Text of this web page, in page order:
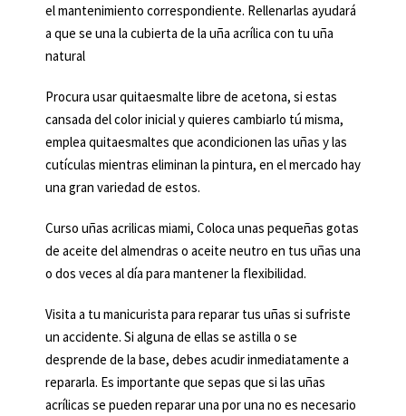
el mantenimiento correspondiente. Rellenarlas ayudará
a que se una la cubierta de la uña acrílica con tu uña
natural
Procura usar quitaesmalte libre de acetona, si estas
cansada del color inicial y quieres cambiarlo tú misma,
emplea quitaesmaltes que acondicionen las uñas y las
cutículas mientras eliminan la pintura, en el mercado hay
una gran variedad de estos.
Curso uñas acrilicas miami, Coloca unas pequeñas gotas
de aceite del almendras o aceite neutro en tus uñas una
o dos veces al día para mantener la flexibilidad.
Visita a tu manicurista para reparar tus uñas si sufriste
un accidente. Si alguna de ellas se astilla o se
desprende de la base, debes acudir inmediatamente a
repararla. Es importante que sepas que si las uñas
acrílicas se pueden reparar una por una no es necesario